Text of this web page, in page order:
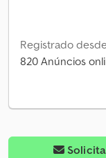
Registrado
820 Anúncios